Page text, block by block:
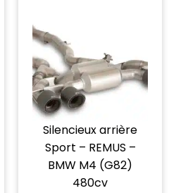
Silencieux arrière
Sport – REMUS –
BMW M4 (G82)
480cv